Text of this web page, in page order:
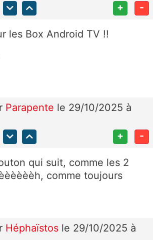
+ -
les Box Android TV !!
Parapente le 29/10/2025 à
+ -
qui suit, comme les 2
comme toujours
Héphaïstos le 29/10/2025 à